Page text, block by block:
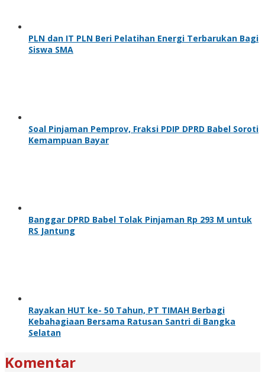
PLN dan IT PLN Beri Pelatihan Energi Terbarukan Bagi
Siswa SMA
Soal Pinjaman Pemprov, Fraksi PDIP DPRD Babel Soroti
Kemampuan Bayar
Banggar DPRD Babel Tolak Pinjaman Rp 293 M untuk
RS Jantung
Rayakan HUT ke- 50 Tahun, PT TIMAH Berbagi
Kebahagiaan Bersama Ratusan Santri di Bangka
Selatan
Komentar